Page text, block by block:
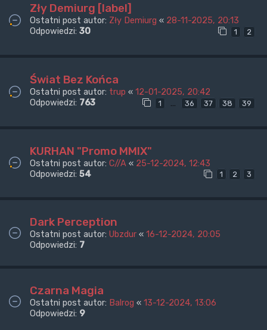
Zły Demiurg [label]
Ostatni post autor: Zły Demiurg « 28-11-2025, 20:13
Odpowiedzi: 30 1 2
Świat Bez Końca
Ostatni post autor: trup « 12-01-2025, 20:42
Odpowiedzi: 763 1 … 36 37 38 39
KURHAN "Promo MMIX"
Ostatni post autor: C//A « 25-12-2024, 12:43
Odpowiedzi: 54 1 2 3
Dark Perception
Ostatni post autor: Ubzdur « 16-12-2024, 20:05
Odpowiedzi: 7
Czarna Magia
Ostatni post autor: Balrog « 13-12-2024, 13:06
Odpowiedzi: 9